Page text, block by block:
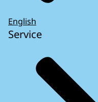
English
Service